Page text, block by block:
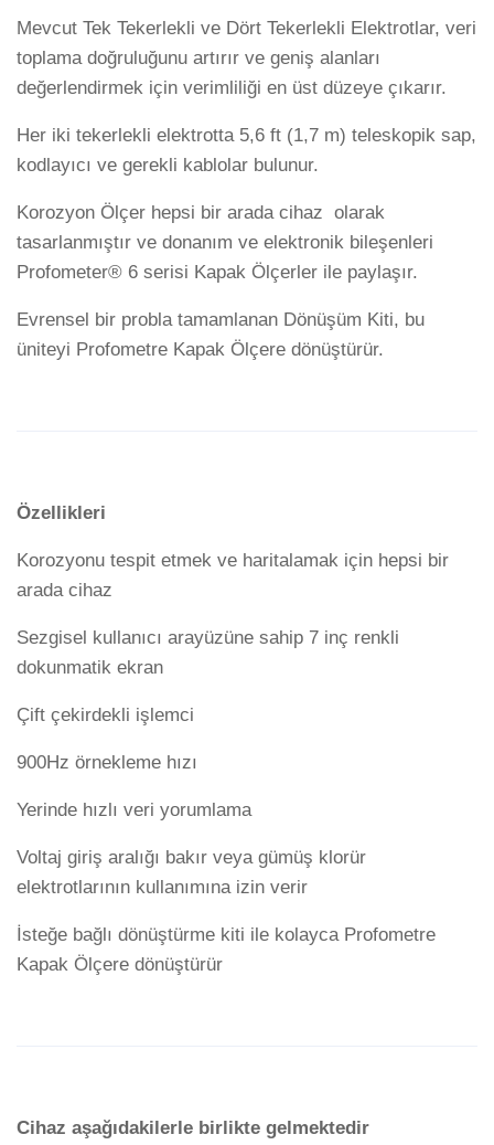
Mevcut Tek Tekerlekli ve Dört Tekerlekli Elektrotlar, veri
toplama doğruluğunu artırır ve geniş alanları
değerlendirmek için verimliliği en üst düzeye çıkarır.
Her iki tekerlekli elektrotta 5,6 ft (1,7 m) teleskopik sap,
kodlayıcı ve gerekli kablolar bulunur.
Korozyon Ölçer hepsi bir arada cihaz olarak
tasarlanmıştır ve donanım ve elektronik bileşenleri
Profometer® 6 serisi Kapak Ölçerler ile paylaşır.
Evrensel bir probla tamamlanan Dönüşüm Kiti, bu
üniteyi Profometre Kapak Ölçere dönüştürür.
Özellikleri
Korozyonu tespit etmek ve haritalamak için hepsi bir
arada cihaz
Sezgisel kullanıcı arayüzüne sahip 7 inç renkli
dokunmatik ekran
Çift çekirdekli işlemci
900Hz örnekleme hızı
Yerinde hızlı veri yorumlama
Voltaj giriş aralığı bakır veya gümüş klorür
elektrotlarının kullanımına izin verir
İsteğe bağlı dönüştürme kiti ile kolayca Profometre
Kapak Ölçere dönüştürür
Cihaz aşağıdakilerle birlikte gelmektedir